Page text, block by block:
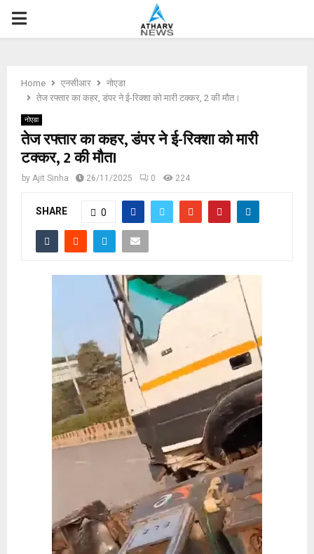
P
M
A
Home एनसीआर
नोएडा
तेज रफ्तार का कहर, डंपर ने ई-रिक्शा को मारी टक्कर, 2 की मौत।
नोएडा
तेज रफ्तार का कहर, डंपर ने ई-रिक्शा को मारी
टक्कर, 2 की मौत।
by Ajit Sinha 26/11/2025 0 224
SHARE 0